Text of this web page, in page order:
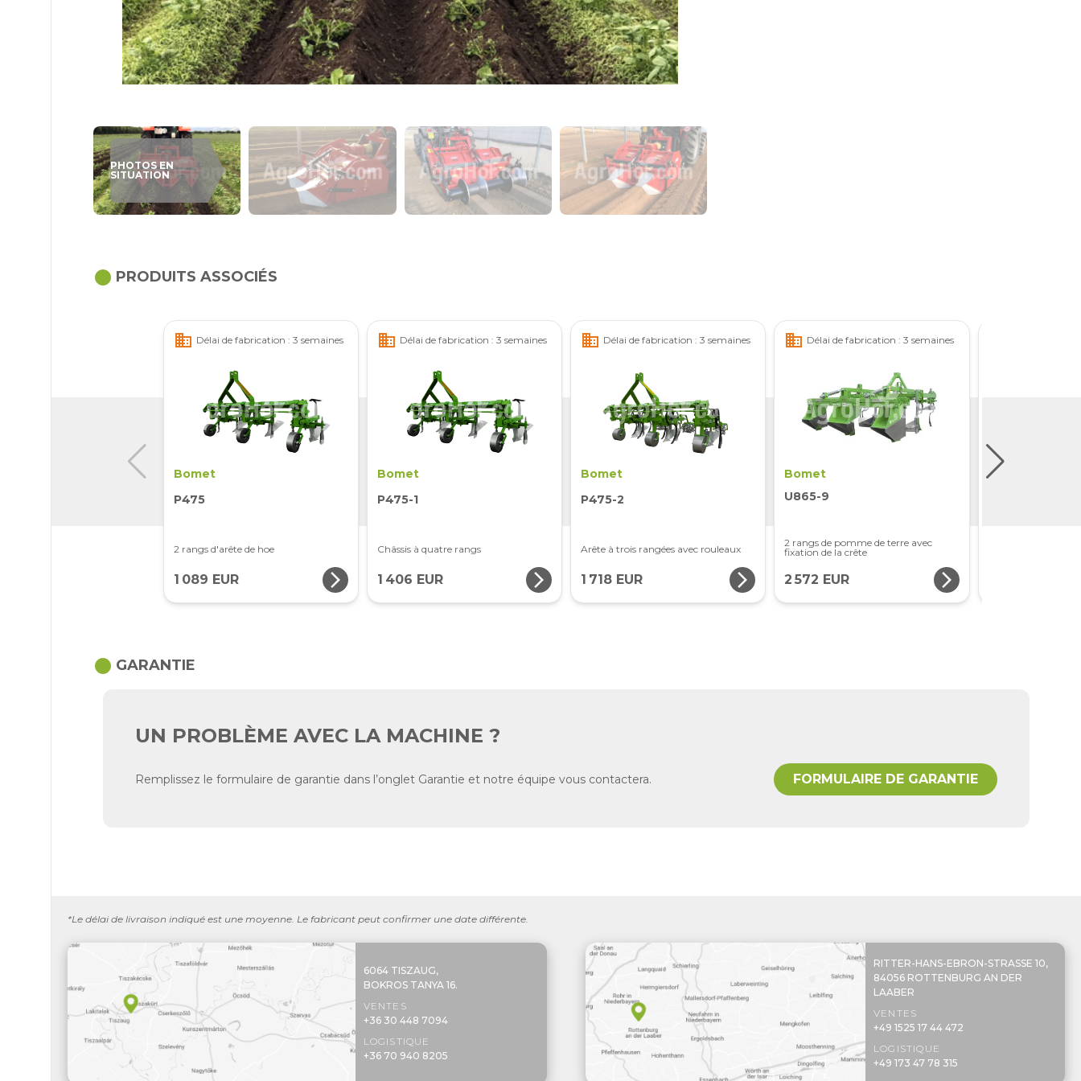
PHOTOS EN
SITUATION
circle PRODUITS ASSOCIÉS
business Délai de fabrication : 3 semaines
Bomet
P475
2 rangs d'arête de hoe
1 089 EUR arrow_forward_ios
business Délai de fabrication : 3 semaines
Bomet
P475-1
Châssis à quatre rangs
1 406 EUR arrow_forward_ios
business Délai de fabrication : 3 semaines
Bomet
P475-2
Arête à trois rangées avec rouleaux
1 718 EUR arrow_forward_ios
business Délai de fabrication : 3 semaines
Bomet
U865-9
2 rangs de pomme de terre avec
fixation de la crête
2 572 EUR arrow_forward_ios
Bomet
circle GARANTIE
UN PROBLÈME AVEC LA MACHINE ?
Remplissez le formulaire de garantie dans l’onglet Garantie et notre équipe vous contactera. FORMULAIRE DE GARANTIE
*Le délai de livraison indiqué est une moyenne. Le fabricant peut confirmer une date différente.
6064 TISZAUG,
BOKROS TANYA 16.
VENTES
+36 30 448 7094
LOGISTIQUE
+36 70 940 8205
RITTER-HANS-EBRON-STRASSE 10,
84056 ROTTENBURG AN DER
LAABER
VENTES
+49 1525 17 44 472
LOGISTIQUE
+49 173 47 78 315